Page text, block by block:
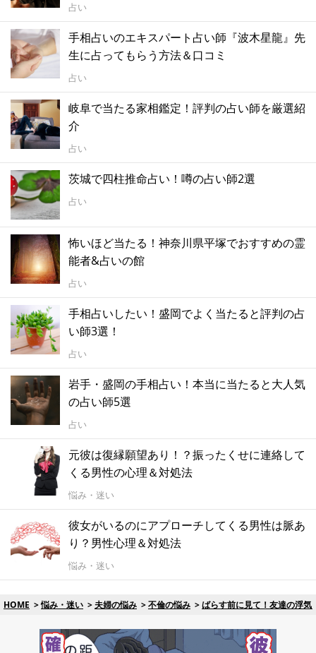
占い
手相占いのエキスパート占い師『波木星龍』先
生に占ってもらう方法＆口コミ
占い
岐阜で当たる家相鑑定！評判の占い師を厳選紹
介
占い
茨城で四柱推命占い！噂の占い師2選
占い
怖いほど当たる！神奈川県平塚でおすすめの霊
能者&占いの館
占い
手相占いしたい！盛岡でよく当たると評判の占
い師3選！
占い
岩手・盛岡の手相占い！本当に当たると大人気
の占い師5選
占い
元彼は復縁願望あり！？振ったくせに連絡して
くる男性の心理＆対処法
悩み・迷い
彼女がいるのにアプローチしてくる男性は脈あ
り？男性心理＆対処法
悩み・迷い
HOME 悩み・迷い 夫婦の悩み 不倫の悩み ばらす前に見て！友達の浮気